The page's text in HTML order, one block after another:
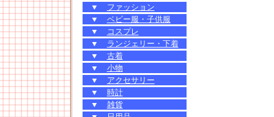
▼
ファッション
▼
ベビー服・子供服
▼
コスプレ
▼
ランジェリー・下着
▼
古着
▼
小物
▼
アクセサリー
▼
時計
▼
雑貨